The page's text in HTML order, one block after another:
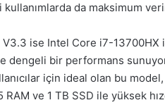
da maksimum
ise Intel Core i7-13700HX
dengeli bir performans
için ideal olan bu
RAM ve 1 TB SSD ile yüksek